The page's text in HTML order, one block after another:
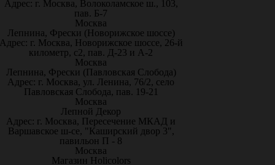
Адрес: г. Москва, Волоколамское ш., 103,
пав. Б-7
Москва
Лепнина, Фрески (Новорижское шоссе)
г. Москва, Новорижское шоссе, 26-й
километр, с2, пав. Д-23 и А-2
Москва
Лепнина, Фрески (Павловская Слобода)
Адрес: г. Москва, ул. Ленина, 76/2, село
Павловская Слобода, пав. 19-21
Москва
Лепной Декор
Адрес: г. Москва, Пересечение МКАД и
Варшавское ш-се, "Каширский двор 3",
павильон П - 8
Москва
Магазин Holicolors